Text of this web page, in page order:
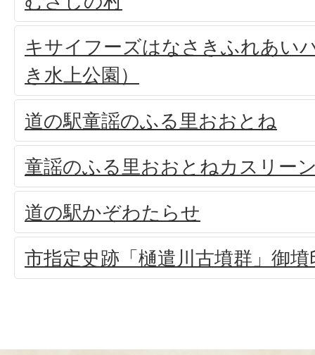
キサイフーズはなさきふれあい
き水上公園）
道の駅童謡のふる里おおとね
童謡のふる里おおとねカスリー
道の駅かぞわたらせ
市指定史跡「樋遣川古墳群」御墳